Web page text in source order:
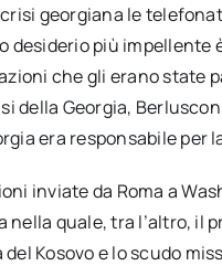
georgiana le
desiderio più impellente
che gli erano state
della Georgia,
era responsabile per
inviate da Roma a
nella quale, tra l’altro, il
Kosovo e lo scudo